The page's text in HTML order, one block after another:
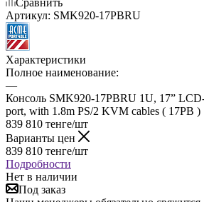
Артикул: SMK920-17PBRU
Характеристики
Полное наименование:
—
Консоль SMK920-17PBRU 1U, 17”
port, with 1.8m PS/2 KVM cables ( 17PB )
839 810 тенге/шт
Варианты цен
839 810 тенге/шт
Подробности
Нет в наличии
Под заказ